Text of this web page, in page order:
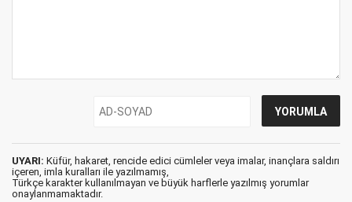
UYARI: Küfür, hakaret, rencide edici cümleler veya imalar, inançlara saldırı
içeren, imla kuralları ile yazılmamış,
Türkçe karakter kullanılmayan ve büyük harflerle yazılmış yorumlar
onaylanmamaktadır.